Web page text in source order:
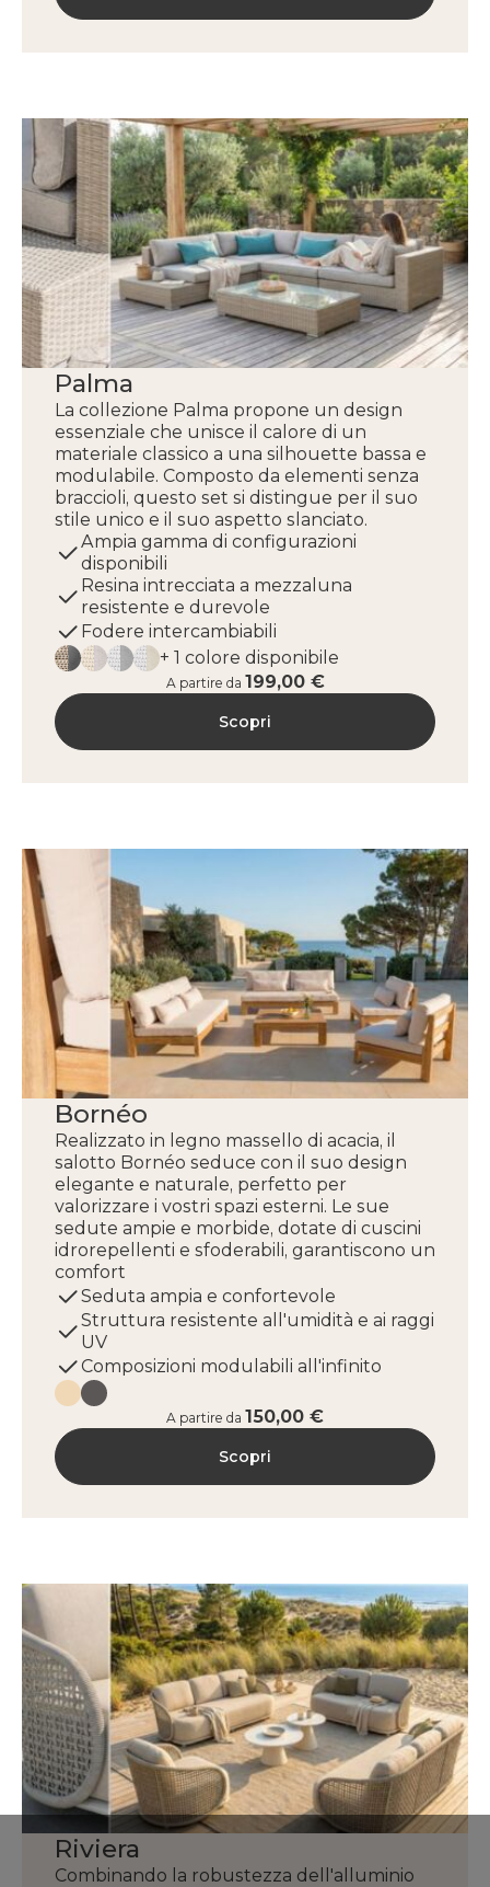
Palma
La collezione Palma propone un design
essenziale che unisce il calore di un
materiale classico a una silhouette bassa e
modulabile. Composto da elementi senza
braccioli, questo set si distingue per il suo
stile unico e il suo aspetto slanciato.
Ampia gamma di configurazioni
disponibili
Resina intrecciata a mezzaluna
resistente e durevole
Fodere intercambiabili
+ 1 colore disponibile
A partire da 199,00 €
Scopri
Bornéo
Realizzato in legno massello di acacia, il
salotto Bornéo seduce con il suo design
elegante e naturale, perfetto per
valorizzare i vostri spazi esterni. Le sue
sedute ampie e morbide, dotate di cuscini
idrorepellenti e sfoderabili, garantiscono un
comfort
Seduta ampia e confortevole
Struttura resistente all'umidità e ai raggi
UV
Composizioni modulabili all'infinito
A partire da 150,00 €
Scopri
Riviera
Combinando la robustezza dell'alluminio